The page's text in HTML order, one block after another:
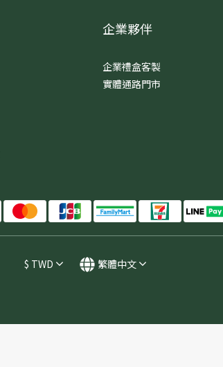
企業夥伴
企業禮盒客製
實體通路門市
$ TWD 繁體中文